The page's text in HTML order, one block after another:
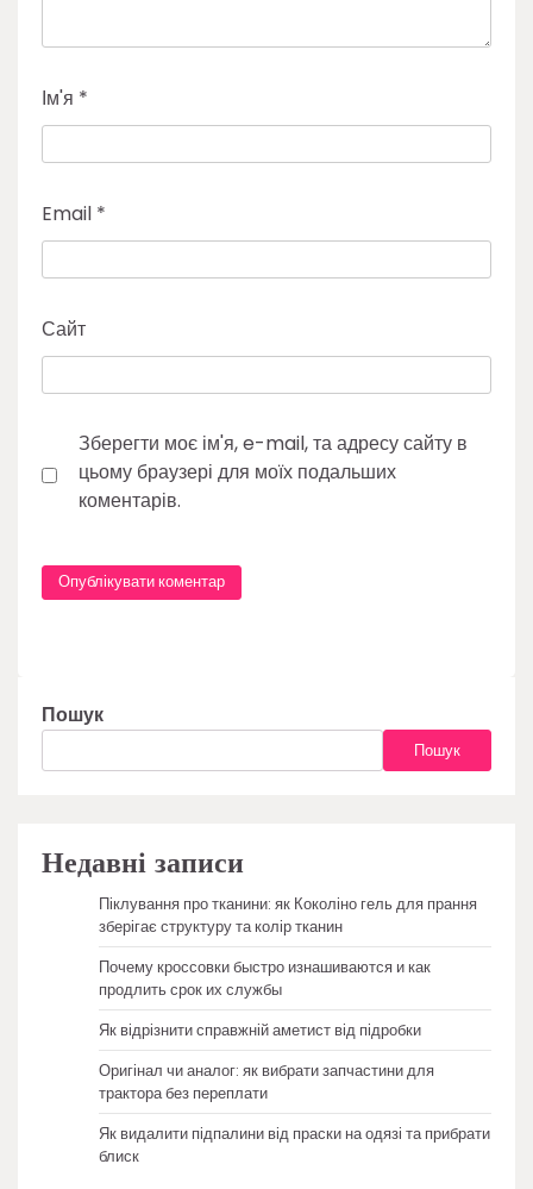
Ім'я *
Email *
Сайт
Зберегти моє ім'я, e-mail, та адресу сайту в
цьому браузері для моїх подальших
коментарів.
Пошук
Пошук
Недавні записи
Піклування про тканини: як Коколіно гель для прання
зберігає структуру та колір тканин
Почему кроссовки быстро изнашиваются и как
продлить срок их службы
Як відрізнити справжній аметист від підробки
Оригінал чи аналог: як вибрати запчастини для
трактора без переплати
Як видалити підпалини від праски на одязі та прибрати
блиск